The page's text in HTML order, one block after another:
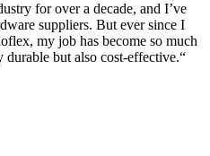
for over a decade, and I’ve
suppliers. But ever since I
my job has become so much
but also cost-effective.“